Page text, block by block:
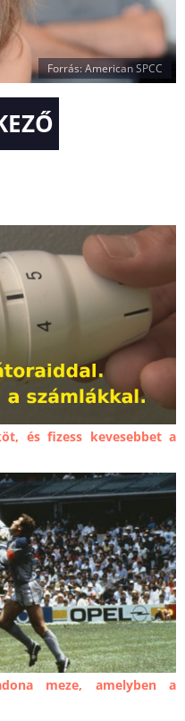
Forrás: American SPCC
és fizess kevesebbet a
meze, amelyben a